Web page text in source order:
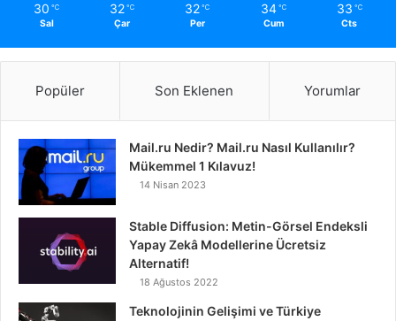
30 ℃
Sal
32 ℃
Çar
32 ℃
Per
34 ℃
Cum
33 ℃
Cts
Popüler Son Eklenen Yorumlar
Mail.ru Nedir? Mail.ru Nasıl Kullanılır?
Mükemmel 1 Kılavuz!
14 Nisan 2023
Stable Diffusion: Metin-Görsel Endeksli
Yapay Zekâ Modellerine Ücretsiz
Alternatif!
18 Ağustos 2022
Teknolojinin Gelişimi ve Türkiye